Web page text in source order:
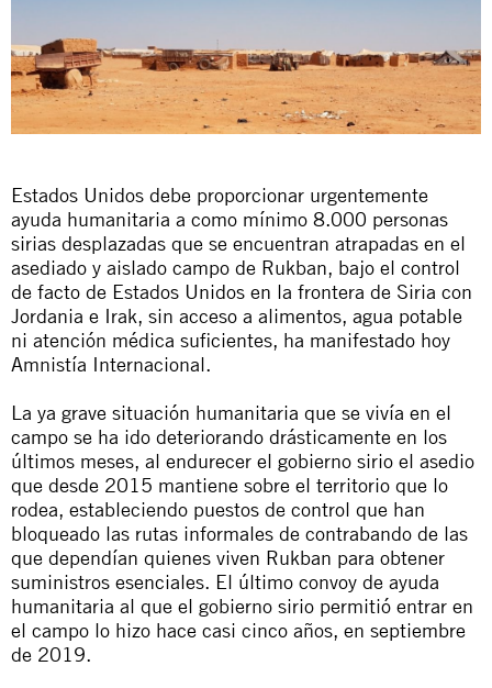
Estados Unidos debe proporcionar urgentemente
ayuda humanitaria a como mínimo 8.000 personas
sirias desplazadas que se encuentran atrapadas en el
asediado y aislado campo de Rukban, bajo el control
de facto de Estados Unidos en la frontera de Siria con
Jordania e Irak, sin acceso a alimentos, agua potable
ni atención médica suficientes, ha manifestado hoy
Amnistía Internacional.
La ya grave situación humanitaria que se vivía en el
campo se ha ido deteriorando drásticamente en los
últimos meses, al endurecer el gobierno sirio el asedio
que desde 2015 mantiene sobre el territorio que lo
rodea, estableciendo puestos de control que han
bloqueado las rutas informales de contrabando de las
que dependían quienes viven Rukban para obtener
suministros esenciales. El último convoy de ayuda
humanitaria al que el gobierno sirio permitió entrar en
el campo lo hizo hace casi cinco años, en septiembre
de 2019.